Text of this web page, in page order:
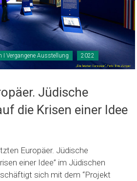
Vergangene Ausstellung 2022
Jüdische
die Krisen einer Idee
Europäer. Jüdische
einer Idee” im Jüdischen
sich mit dem “Projekt